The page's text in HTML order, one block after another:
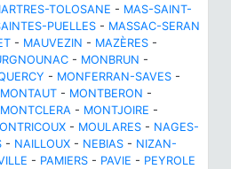
TOLOSANE - MAS-SAINT-
PUELLES - MASSAC-SERAN
- MAUVEZIN - MAZÈRES -
- MONBRUN -
- MONFERRAN-SAVES -
MONTAUT - MONTBERON -
MONTCLERA - MONTJOIRE -
- MOULARES - NAGES-
- NAILLOUX - NEBIAS - NIZAN-
- PAMIERS - PAVIE - PEYROLE